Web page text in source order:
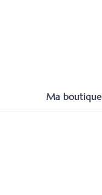
Ma boutique